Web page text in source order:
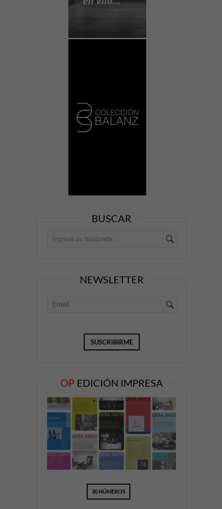
BUSCAR
NEWSLETTER
OP EDICIÓN IMPRESA
30 NÚMEROS